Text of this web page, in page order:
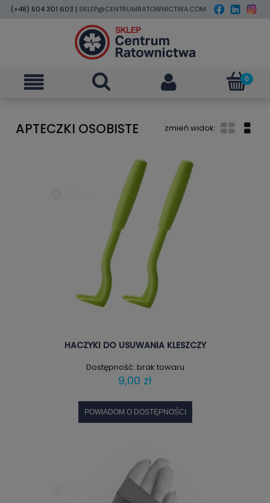
(+48) 504 301 603 | SKLEP@CENTRUMRATOWNICTWA.COM
APTECZKI OSOBISTE
HACZYKI DO USUWANIA KLESZCZY
Dostępność: brak towaru
9,00 zł
POWIADOM O DOSTĘPNOŚCI